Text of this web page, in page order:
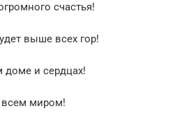
счастья!
выше всех гор!
и сердцах!
всем миром!